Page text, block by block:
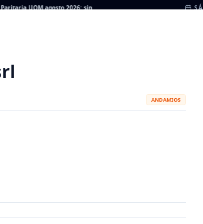
UOM agosto 2026: sin acuerdo, siguen vigentes los valores de
ANDAMIOS